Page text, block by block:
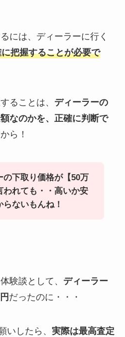
には、ディーラーに行く
把握することが必要で
ることは、 ディーラーの
なのかを、正確に判断で
ら！
の下取り価格が【50万
われても・・高いか安
ないもんね！
験談として、 ディーラー
だったのに・・・
いしたら、 実際は最高査定